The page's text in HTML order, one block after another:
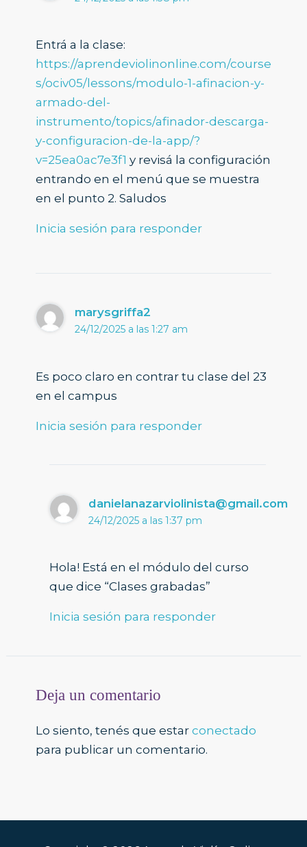
Entrá a la clase:
https://aprendeviolinonline.com/course
s/ociv05/lessons/modulo-1-afinacion-y-
armado-del-
instrumento/topics/afinador-descarga-
y-configuracion-de-la-app/?
v=25ea0ac7e3f1 y revisá la configuración
entrando en el menú que se muestra
en el punto 2. Saludos
Inicia sesión para responder
marysgriffa2
24/12/2025 a las 1:27 am
Es poco claro en contrar tu clase del 23
en el campus
Inicia sesión para responder
danielanazarviolinista@gmail.com
24/12/2025 a las 1:37 pm
Hola! Está en el módulo del curso
que dice “Clases grabadas”
Inicia sesión para responder
Deja un comentario
Lo siento, tenés que estar conectado
para publicar un comentario.